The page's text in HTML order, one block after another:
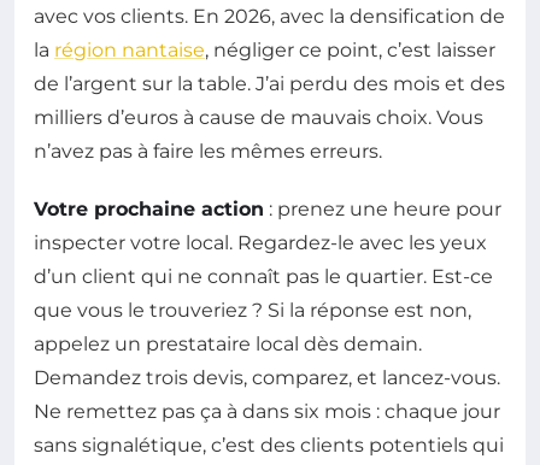
avec vos clients. En 2026, avec la densification de
la région nantaise, négliger ce point, c’est laisser
de l’argent sur la table. J’ai perdu des mois et des
milliers d’euros à cause de mauvais choix. Vous
n’avez pas à faire les mêmes erreurs.
Votre prochaine action : prenez une heure pour
inspecter votre local. Regardez-le avec les yeux
d’un client qui ne connaît pas le quartier. Est-ce
que vous le trouveriez ? Si la réponse est non,
appelez un prestataire local dès demain.
Demandez trois devis, comparez, et lancez-vous.
Ne remettez pas ça à dans six mois : chaque jour
sans signalétique, c’est des clients potentiels qui